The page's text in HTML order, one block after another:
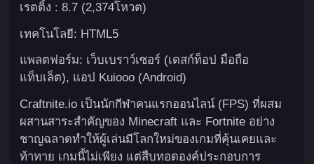
เรตติ้ง : 8.7 (2,374โหวต)
เทคโนโลยี: HTML5
แพลตฟอร์ม: เว็บเบราว์เซอร์ (เดสก์ท็อป มือถือ
แท็บเล็ต), แอป Kuiooo (Android)
Craftnite.io เป็นนักกีฬาคนแรกออนไลน์ (FPS) ที่ผสม
ผสานสาระสำคัญของ Minecraft และ Fortnite อย่าง
ชาญฉลาดทำให้ผู้เล่นมีโลกใหม่ของเกมที่คุ้นเคยและ
ท้าทาย เกมนี้ไม่เพียง แต่สืบทอดองค์ประกอบการ